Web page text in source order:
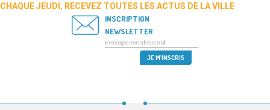
CHAQUE JEUDI, RECEVEZ TOUTES LES ACTUS DE LA VILLE
INSCRIPTION
NEWSLETTER